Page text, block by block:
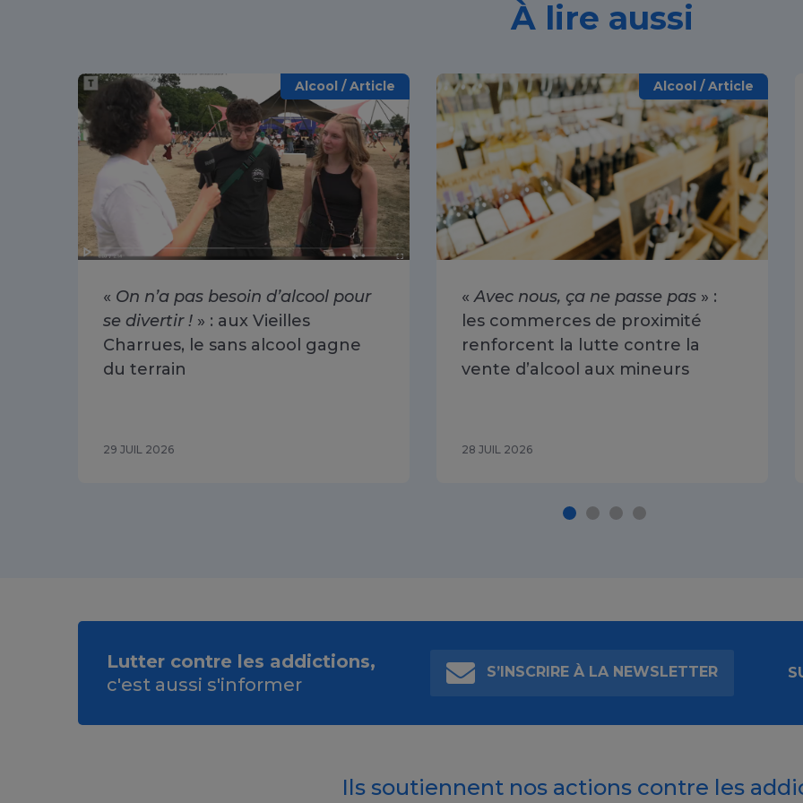
À lire aussi
Alcool / Article
« On n’a pas besoin d’alcool pour
se divertir ! » : aux Vieilles
Charrues, le sans alcool gagne
du terrain
29 JUIL 2026
Alcool / Article
«Avec nous, ça ne passe pas » :
les commerces de proximité
renforcent la lutte contre la
vente d’alcool aux mineurs
28 JUIL 2026
Lutter contre les addictions,
c'est aussi s'informer
S’INSCRIRE À LA NEWSLETTER
Ils soutiennent nos actions contre les